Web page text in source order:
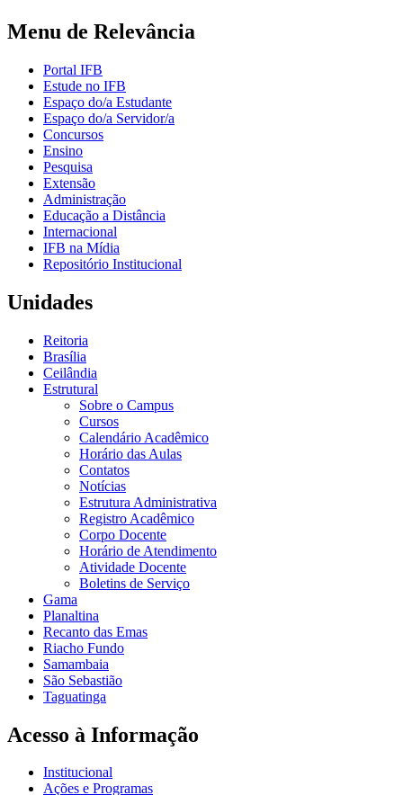
Menu de Relevância
Portal IFB
Estude no IFB
Espaço do/a Estudante
Espaço do/a Servidor/a
Concursos
Ensino
Pesquisa
Extensão
Administração
Educação a Distância
Internacional
IFB na Mídia
Repositório Institucional
Unidades
Reitoria
Brasília
Ceilândia
Estrutural
Sobre o Campus
Cursos
Calendário Acadêmico
Horário das Aulas
Contatos
Notícias
Estrutura Administrativa
Registro Acadêmico
Corpo Docente
Horário de Atendimento
Atividade Docente
Boletins de Serviço
Gama
Planaltina
Recanto das Emas
Riacho Fundo
Samambaia
São Sebastião
Taguatinga
Acesso à Informação
Institucional
Ações e Programas